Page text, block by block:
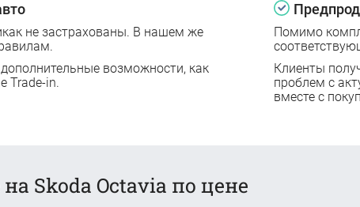
не застрахованы. В нашем же
возможности, как
Trade-in.
Помимо
Клиенты
проблем с
вместе с
Skoda Octavia по цене